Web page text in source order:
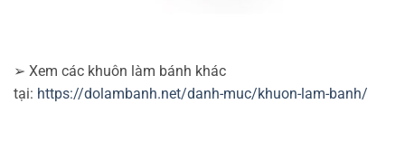
➢ Xem các khuôn làm bánh khác
tại: https://dolambanh.net/danh-muc/khuon-lam-banh/